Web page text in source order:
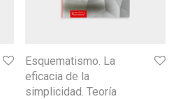
Esquematismo. La
eficacia de la
simplicidad. Teoría